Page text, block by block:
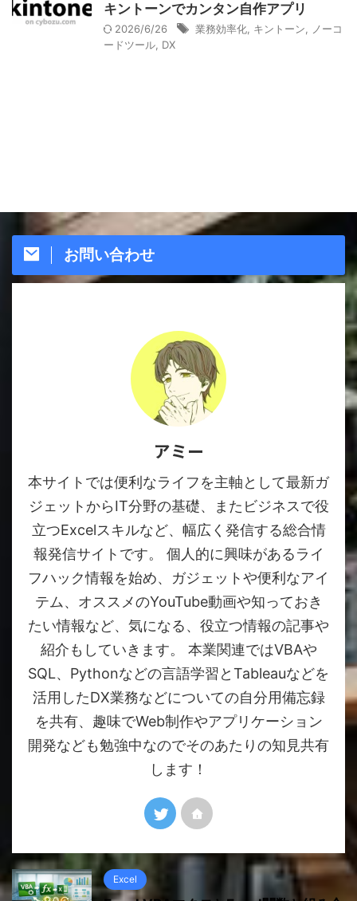
キントーンでカンタン自作アプリ
2026/6/26 業務効率化 キントーン
ノーコ
ードツール DX
お問い合わせ
アミー
本サイトでは便利なライフを主軸として最新ガ
ジェットからIT分野の基礎、またビジネスで役
立つExcelスキルなど、幅広く発信する総合情
報発信サイトです。 個人的に興味があるライ
フハック情報を始め、ガジェットや便利なアイ
テム、オススメのYouTube動画や知っておき
たい情報など、気になる、役立つ情報の記事や
紹介もしていきます。 本業関連ではVBAや
SQL、Pythonなどの言語学習とTableauなどを
活用したDX業務などについての自分用備忘録
を共有、趣味でWeb制作やアプリケーション
開発なども勉強中なのでそのあたりの知見共有
します！
Excel